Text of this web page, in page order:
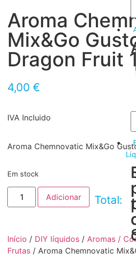
Aroma
Mix&Go
Dragon Fruit
4,00 €
IVA Incluido
Aroma Chemnovatic Mix&Go
Em stock
Adicionar Total:
Início / DIY líquidos / Aromas /
Frutas / Aroma Chemnovatic